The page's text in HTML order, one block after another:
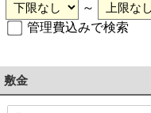
～
管理費込みで検索
敷金